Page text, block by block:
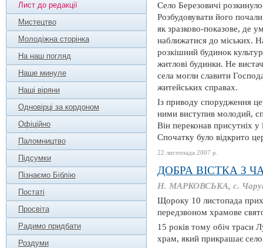
Лист до редакції
Мистецтво
Молодіжна сторінка
На наш погляд
Наше минуле
Наші віряни
Одновірці за кордоном
Офіційно
Паломництво
Підсумки
Пізнаємо Біблію
Постаті
Просвіта
Радимо придбати
Роздуми
Село Березовичі
Розбудовувати його
як зразково-показове, де
наближатися до міських.
розкішний будинок
житлові будинки. Не
села могли славити
житейських справах.
Із приводу спорудження
ними виступив молодий,
Він переконав присутніх у
Спочатку було відкрито
22 листопада 2007 р.
ДОБРА ВІСТКА З
Н. МАРКОВСЬКА, с.
Щороку 10 листопада
передзвоном храмове
15 років тому обіч траси
храм, який прикрашає село